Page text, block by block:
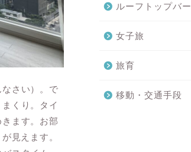
さい）。で
くり。タイ
ます。お部
見えます。
ルーフトップバー
女子旅
旅育
移動・交通手段